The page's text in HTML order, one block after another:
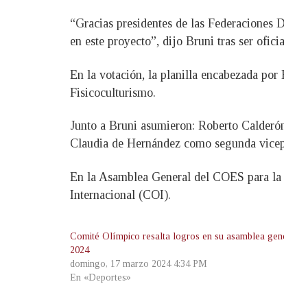
“Gracias presidentes de las
en este proyecto”, dijo Bruni tras ser
En la votación, la planilla encabezada por
Fisicoculturismo.
Junto a Bruni asumieron: Roberto
Claudia de Hernández como segunda
En la Asamblea General del COES para
Internacional (COI).
Comité Olímpico resalta logros en su asamblea
2024
domingo, 17 marzo 2024 4:34 PM
En «Deportes»